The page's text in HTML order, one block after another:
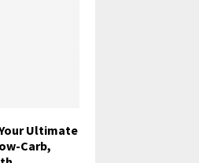
Ultimate
Carb,